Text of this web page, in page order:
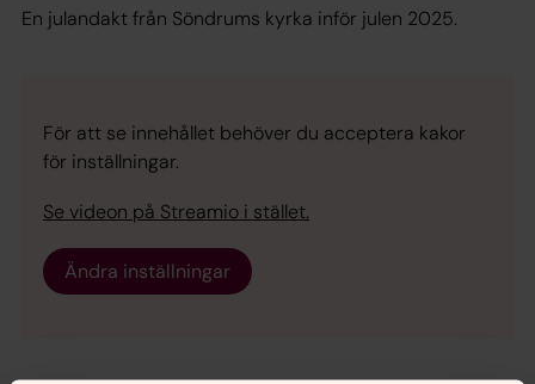
En julandakt från Söndrums kyrka inför julen 2025.
För att se innehållet behöver du acceptera kakor
för inställningar.
Se videon på Streamio i stället.
Ändra inställningar